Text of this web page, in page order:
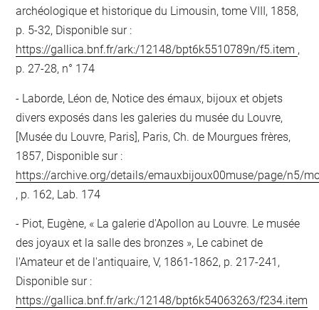
archéologique et historique du Limousin, tome VIII, 1858,
p. 5-32, Disponible sur :
https://gallica.bnf.fr/ark:/12148/bpt6k5510789n/f5.item ,
p. 27-28, n° 174
Laborde, Léon de, Notice des émaux, bijoux et objets
divers exposés dans les galeries du musée du Louvre,
[Musée du Louvre, Paris], Paris, Ch. de Mourgues frères,
1857, Disponible sur :
https://archive.org/details/emauxbijoux00muse/page/n5/
, p. 162, Lab. 174
Piot, Eugène, « La galerie d'Apollon au Louvre. Le musée
des joyaux et la salle des bronzes », Le cabinet de
l'Amateur et de l'antiquaire, V, 1861-1862, p. 217-241,
Disponible sur :
https://gallica.bnf.fr/ark:/12148/bpt6k54063263/f234.item